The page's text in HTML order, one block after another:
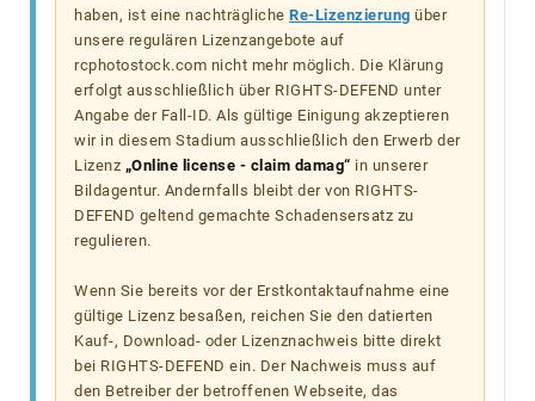
haben, ist eine nachträgliche Re-Lizenzierung über
unsere regulären Lizenzangebote auf
rcphotostock.com nicht mehr möglich. Die Klärung
erfolgt ausschließlich über RIGHTS-DEFEND unter
Angabe der Fall-ID. Als gültige Einigung akzeptieren
wir in diesem Stadium ausschließlich den Erwerb der
Lizenz „Online license - claim damag“ in unserer
Bildagentur. Andernfalls bleibt der von RIGHTS-
DEFEND geltend gemachte Schadensersatz zu
regulieren.
Wenn Sie bereits vor der Erstkontaktaufnahme eine
gültige Lizenz besaßen, reichen Sie den datierten
Kauf-, Download- oder Lizenznachweis bitte direkt
bei RIGHTS-DEFEND ein. Der Nachweis muss auf
den Betreiber der betroffenen Webseite, das